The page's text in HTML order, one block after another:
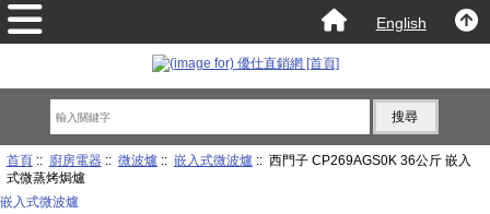
English
首頁:: 廚房電器:: 微波爐:: 嵌入式微波爐:: 西門子 CP269AGS0K 36公斤 嵌入
式微蒸烤焗爐
嵌入式微波爐